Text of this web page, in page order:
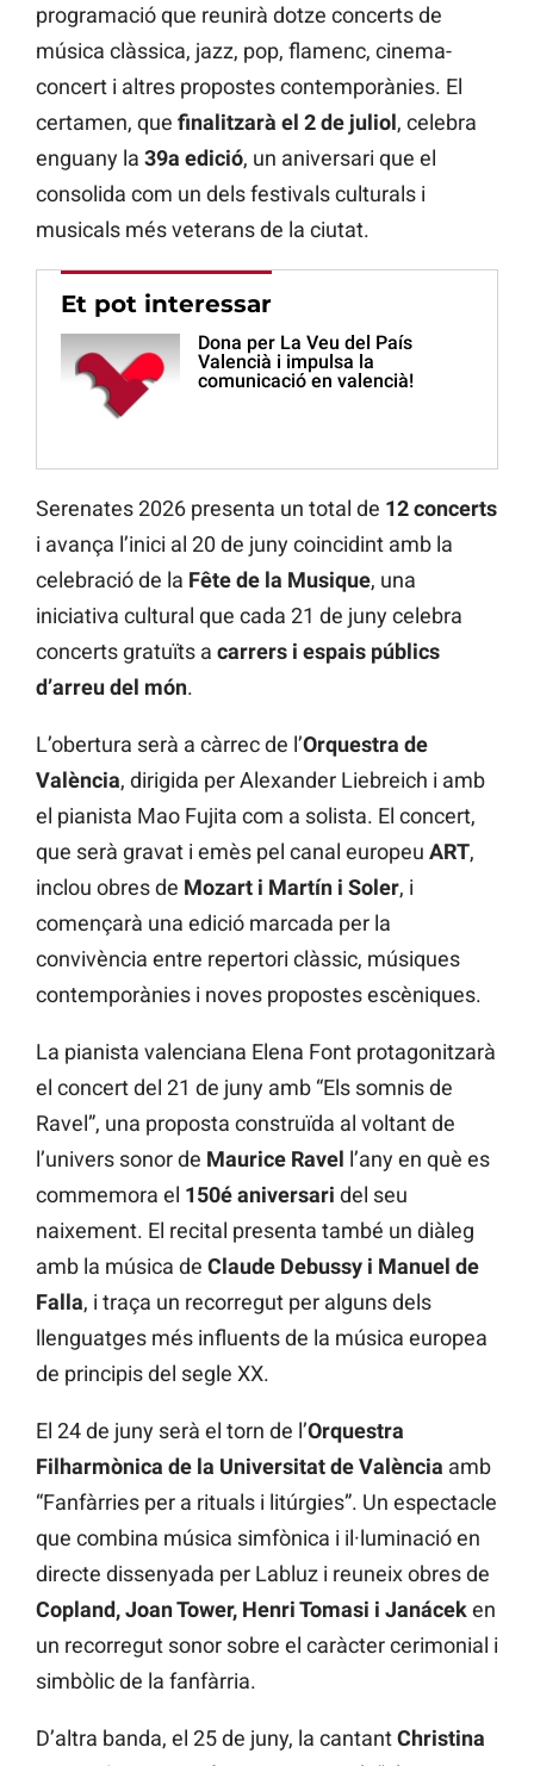
programació que reunirà dotze concerts de
música clàssica, jazz, pop, flamenc, cinema-
concert i altres propostes contemporànies. El
certamen, que finalitzarà el 2 de juliol, celebra
enguany la 39a edició, un aniversari que el
consolida com un dels festivals culturals i
musicals més veterans de la ciutat.
Et pot interessar
Dona per La Veu del País
Valencià i impulsa la
comunicació en valencià!
Serenates 2026 presenta un total de 12 concerts
i avança l’inici al 20 de juny coincidint amb la
celebració de la Fête de la Musique, una
iniciativa cultural que cada 21 de juny celebra
concerts gratuïts a carrers i espais públics
d’arreu del món.
L’obertura serà a càrrec de l’Orquestra de
València, dirigida per Alexander Liebreich i amb
el pianista Mao Fujita com a solista. El concert,
que serà gravat i emès pel canal europeu ART,
inclou obres de Mozart i Martín i Soler, i
començarà una edició marcada per la
convivència entre repertori clàssic, músiques
contemporànies i noves propostes escèniques.
La pianista valenciana Elena Font protagonitzarà
el concert del 21 de juny amb “Els somnis de
Ravel”, una proposta construïda al voltant de
l’univers sonor de Maurice Ravel l’any en què es
commemora el 150é aniversari del seu
naixement. El recital presenta també un diàleg
amb la música de Claude Debussy i Manuel de
Falla, i traça un recorregut per alguns dels
llenguatges més influents de la música europea
de principis del segle XX.
El 24 de juny serà el torn de l’Orquestra
Filharmònica de la Universitat de València amb
“Fanfàrries per a rituals i litúrgies”. Un espectacle
que combina música simfònica i il·luminació en
directe dissenyada per Labluz i reuneix obres de
Copland, Joan Tower, Henri Tomasi i Janáceken
un recorregut sonor sobre el caràcter cerimonial i
simbòlic de la fanfàrria.
D’altra banda, el 25 de juny, la cantantChristina